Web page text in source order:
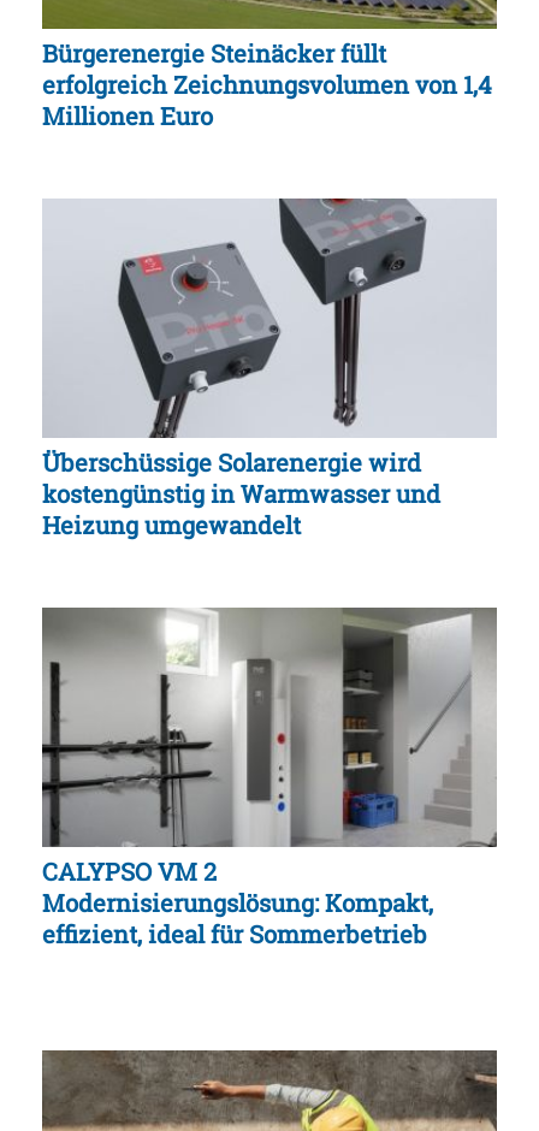
Bürgerenergie Steinäcker füllt
erfolgreich Zeichnungsvolumen von 1,4
Millionen Euro
Überschüssige Solarenergie wird
kostengünstig in Warmwasser und
Heizung umgewandelt
CALYPSO VM 2
Modernisierungslösung: Kompakt,
effizient, ideal für Sommerbetrieb